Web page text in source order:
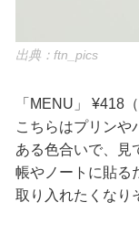
出典：ftn_pics
「MENU」 ¥418
こちらはプリンや
ある色合いで、見
帳やノートに貼る
取り入れたくなり